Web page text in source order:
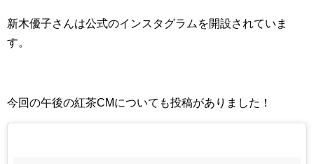
新木優子さんは公式のインスタグラムを開設されていま
す。
今回の午後の紅茶CMについても投稿がありました！